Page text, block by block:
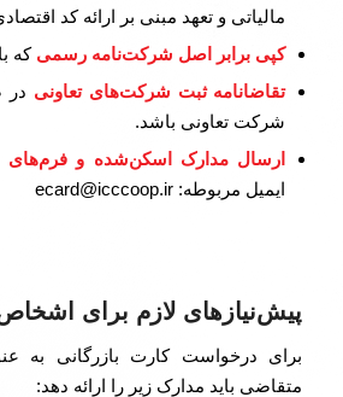
مالیاتی و تعهد مبنی بر ارائه کد
کپی برابر اصل شرکت‌نامه رسمی که
تقاضانامه ثبت شرکت‌های تعاونی در
شرکت تعاونی باشد.
ارسال مدارک اسکن‌شده و فرم‌های
ایمیل مربوطه: ecard@icccoop.ir
پیش‌نیازهای لازم برای
برای درخواست کارت بازرگانی به
متقاضی باید مدارک زیر را ارائه دهد: